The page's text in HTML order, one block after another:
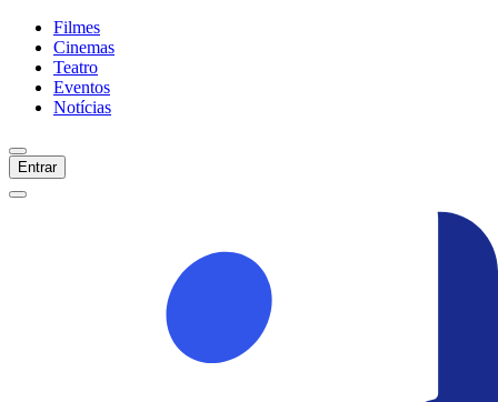
Filmes
Cinemas
Teatro
Eventos
Notícias
Entrar